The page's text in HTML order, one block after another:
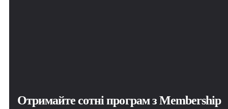
Отримайте сотні програм з Membership